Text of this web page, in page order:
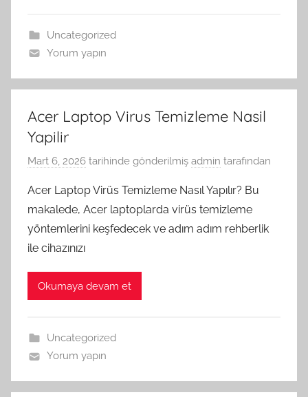
Uncategorized
Yorum yapın
Acer Laptop Virus Temizleme Nasil
Yapilir
Mart 6, 2026 tarihinde gönderilmiş admin tarafından
Acer Laptop Virüs Temizleme Nasıl Yapılır? Bu
makalede, Acer laptoplarda virüs temizleme
yöntemlerini keşfedecek ve adım adım rehberlik
ile cihazınızı
Okumaya devam et
Uncategorized
Yorum yapın